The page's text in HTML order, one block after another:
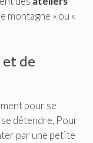
montagne » ou «
de
pour se
détendre. Pour
par une petite